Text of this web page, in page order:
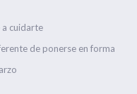
a cuidarte
de ponerse en forma